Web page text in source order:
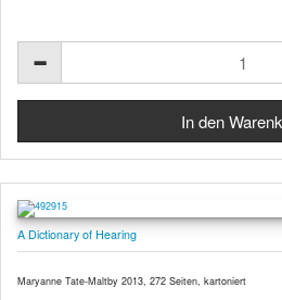
A Dictionary of Hearing
Maryanne Tate-Maltby 2013, 272 Seiten, kartoniert